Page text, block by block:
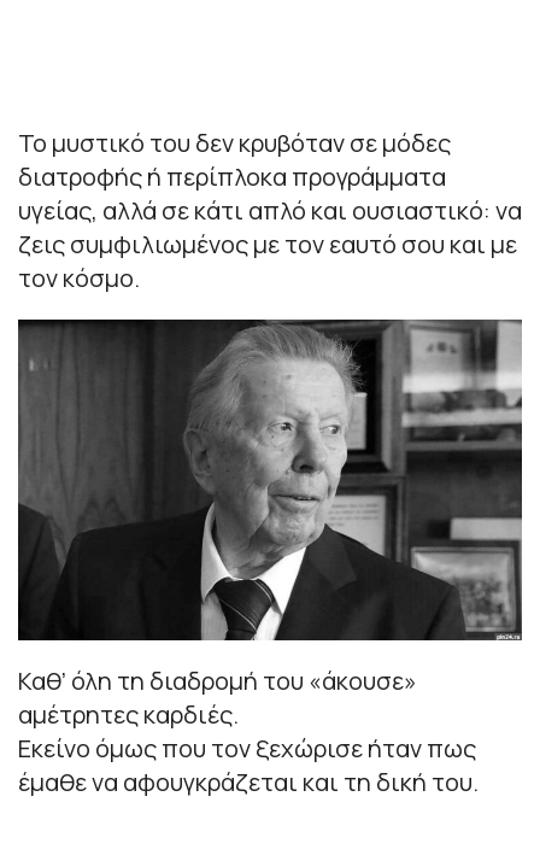
Το μυστικό του δεν κρυβόταν σε μόδες
διατροφής ή περίπλοκα προγράμματα
υγείας, αλλά σε κάτι απλό και ουσιαστικό: να
ζεις συμφιλιωμένος με τον εαυτό σου και με
τον κόσμο.
Καθ’ όλη τη διαδρομή του «άκουσε»
αμέτρητες καρδιές.
Εκείνο όμως που τον ξεχώρισε ήταν πως
έμαθε να αφουγκράζεται και τη δική του.